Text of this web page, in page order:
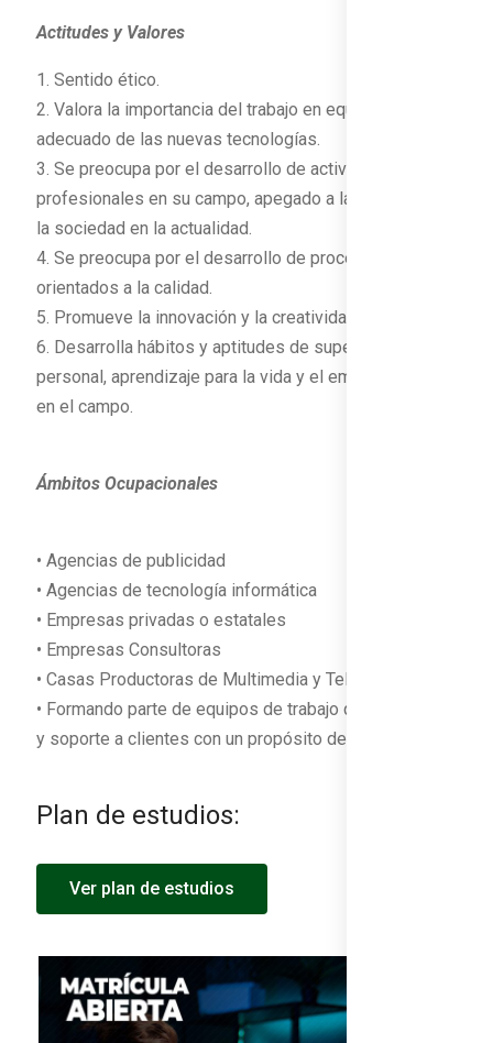
Actitudes y Valores
1. Sentido ético.
2. Valora la importancia del trabajo en equipo y manejo
adecuado de las nuevas tecnologías.
3. Se preocupa por el desarrollo de actividades
profesionales en su campo, apegado a la demanda de
la sociedad en la actualidad.
4. Se preocupa por el desarrollo de procesos
orientados a la calidad.
5. Promueve la innovación y la creatividad.
6. Desarrolla hábitos y aptitudes de superación
personal, aprendizaje para la vida y el emprendimiento
en el campo.
Ámbitos Ocupacionales
• Agencias de publicidad
• Agencias de tecnología informática
• Empresas privadas o estatales
• Empresas Consultoras
• Casas Productoras de Multimedia y Televisión
• Formando parte de equipos de trabajo que dan apoyo
y soporte a clientes con un propósito determinado
Plan de estudios:
Ver plan de estudios